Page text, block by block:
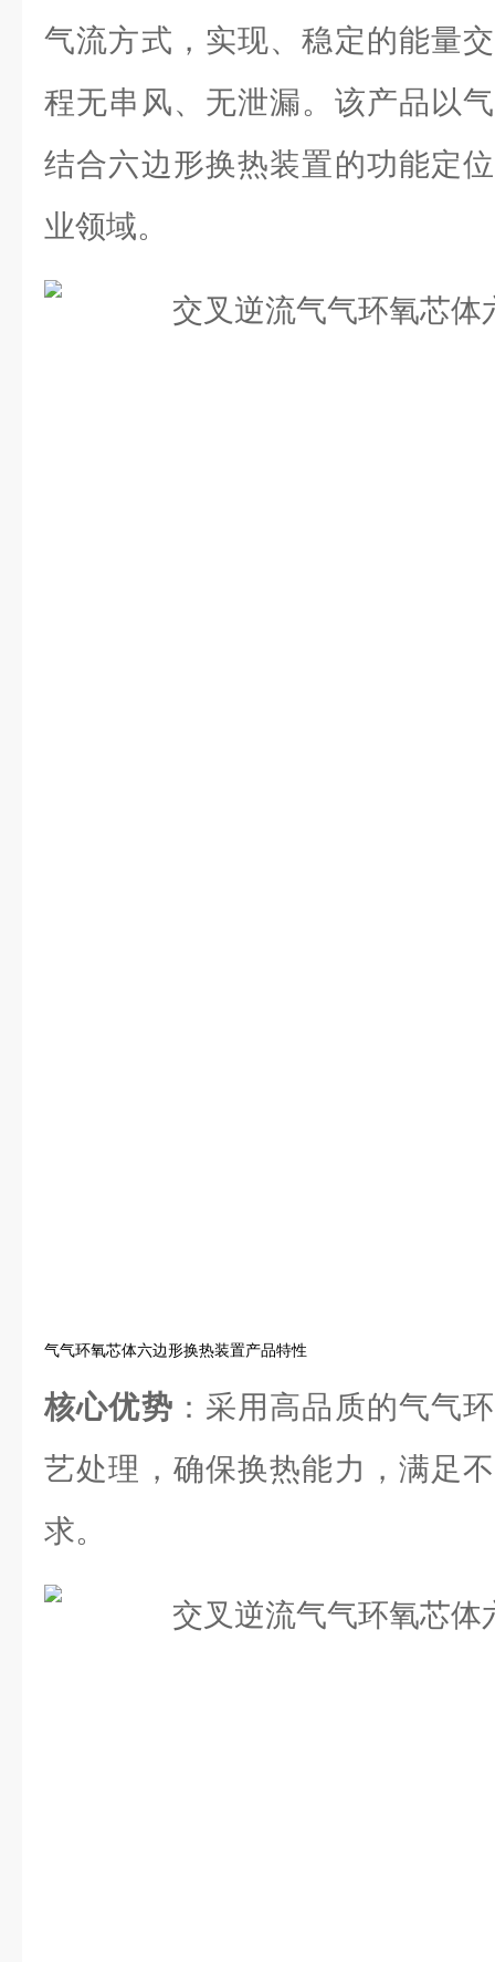
气流方式，实现、稳定的能量
程无串风、无泄漏。该产品以
结合六边形换热装置的功能定
业领域。
气气环氧芯体六边形换热装置产品特性
核心优势 ：采用高品质的气气
艺处理，确保换热能力，满足
求。